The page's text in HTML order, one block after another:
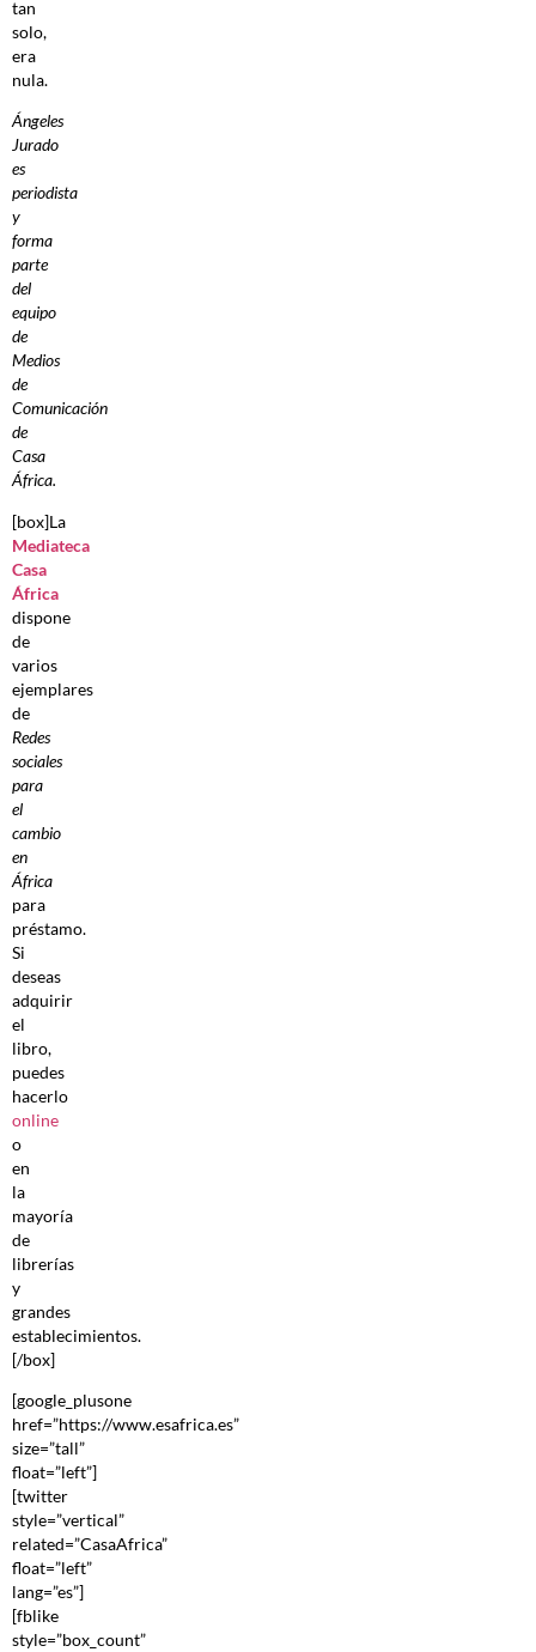
tan
solo,
era
nula.
Ángeles
Jurado
es
periodista
y
forma
parte
del
equipo
de
Medios
de
Comunicación
de
Casa
África.
[box]La
Mediateca
Casa
África
dispone
de
varios
ejemplares
de
Redes
sociales
para
el
cambio
en
África
para
préstamo.
Si
deseas
adquirir
el
libro,
puedes
hacerlo
online
o
en
la
mayoría
de
librerías
y
grandes
establecimientos.
[/box]
[google_plusone
href=”https://www.esafrica.es”
size=”tall”
float=”left”]
[twitter
style=”vertical”
related=”CasaAfrica”
float=”left”
lang=”es”]
[fblike
style=”box_count”